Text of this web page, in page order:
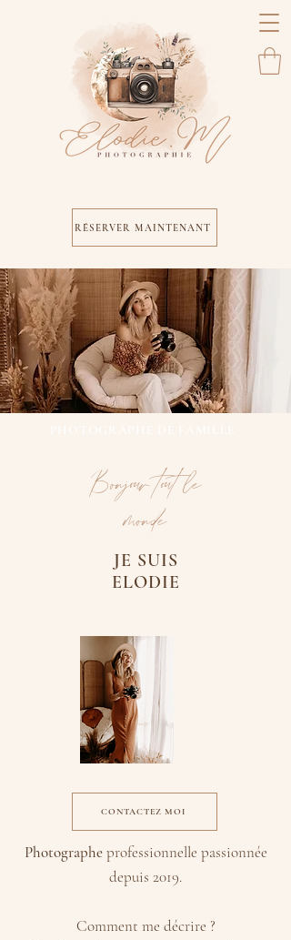
RÉSERVER MAINTENANT
Bonjour tout le
monde
JE SUIS
ELODIE
CONTACTEZ MOI
Photographeprofessionnelle passionnée
depuis 2019.
Comment me décrire ?